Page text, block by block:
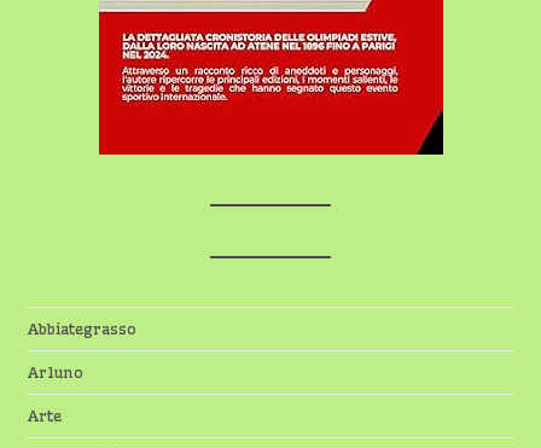
Abbiategrasso
Arluno
Arte